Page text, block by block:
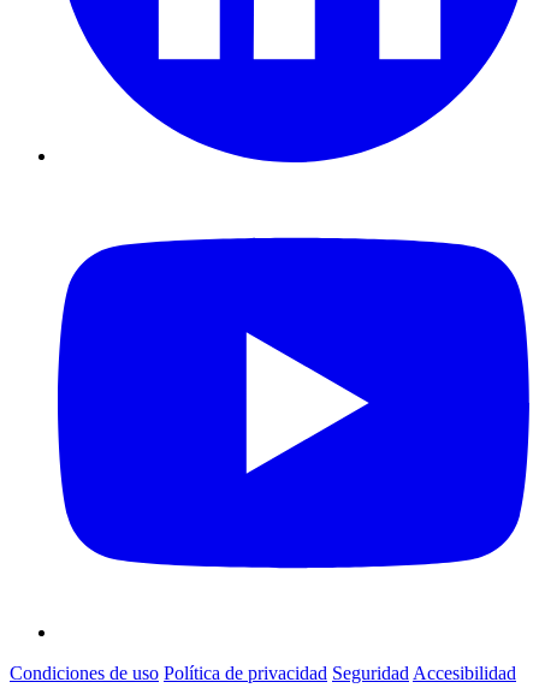
Condiciones de uso Política de privacidad Seguridad Accesibilidad